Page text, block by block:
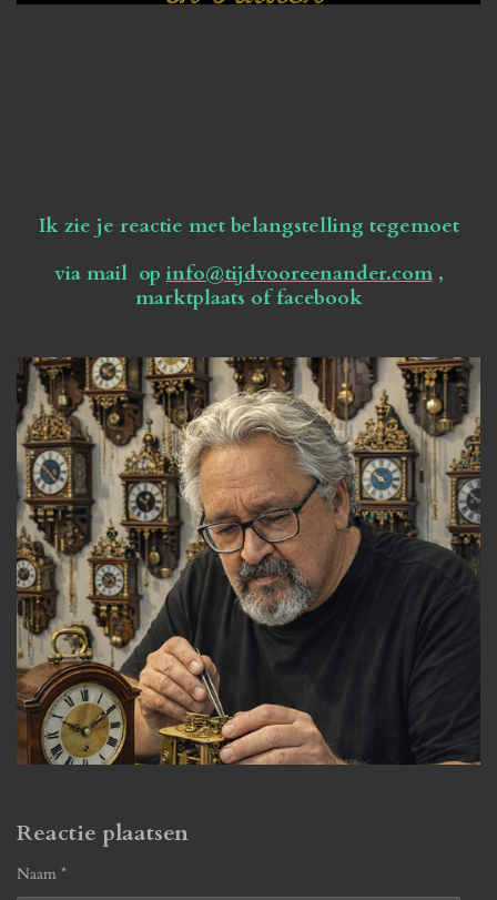
Ik zie je reactie met belangstelling tegemoet
via mail opinfo@tijdvooreenander.com,
marktplaats of facebook
Reactie plaatsen
Naam *